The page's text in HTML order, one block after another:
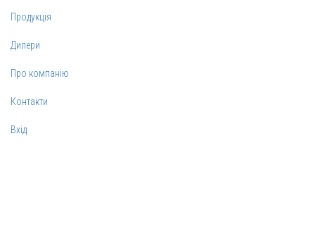
Продукція
Дилери
Про компанію
Контакти
Вхід